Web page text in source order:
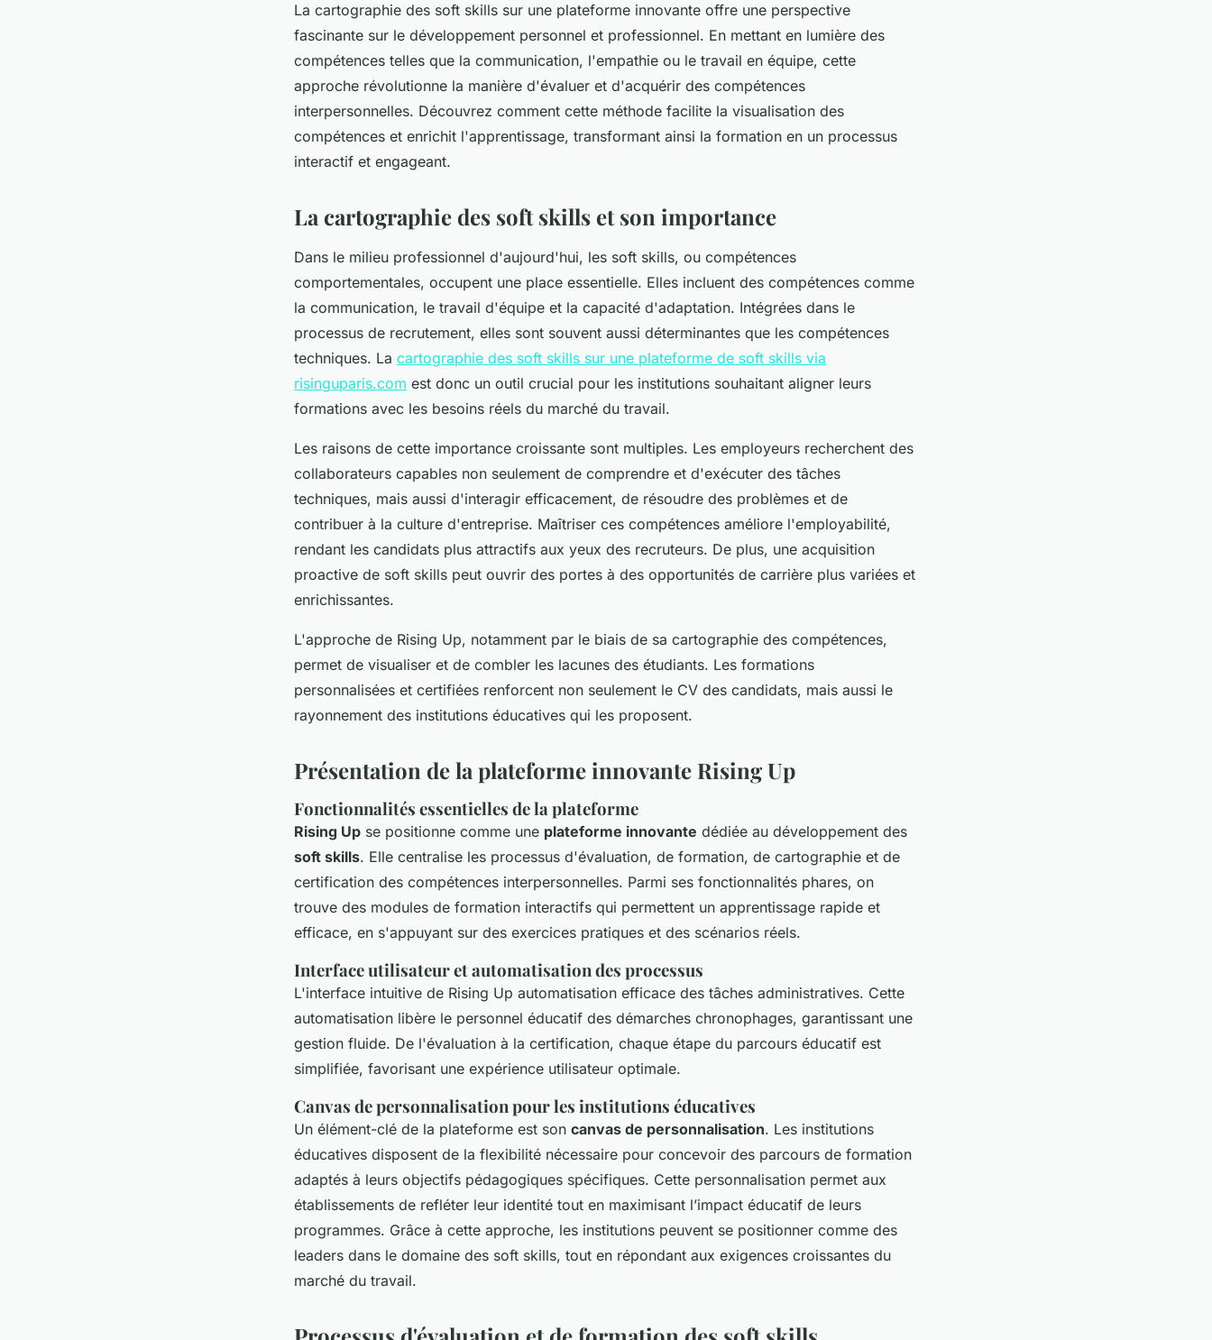
La cartographie des soft skills sur une plateforme innovante offre une perspective
fascinante sur le développement personnel et professionnel. En mettant en lumière des
compétences telles que la communication, l'empathie ou le travail en équipe, cette
approche révolutionne la manière d'évaluer et d'acquérir des compétences
interpersonnelles. Découvrez comment cette méthode facilite la visualisation des
compétences et enrichit l'apprentissage, transformant ainsi la formation en un processus
interactif et engageant.
La cartographie des soft skills et son importance
Dans le milieu professionnel d'aujourd'hui, les soft skills, ou compétences
comportementales, occupent une place essentielle. Elles incluent des compétences comme
la communication, le travail d'équipe et la capacité d'adaptation. Intégrées dans le
processus de recrutement, elles sont souvent aussi déterminantes que les compétences
techniques. La cartographie des soft skills sur une plateforme de soft skills via
risinguparis.com est donc un outil crucial pour les institutions souhaitant aligner leurs
formations avec les besoins réels du marché du travail.
Les raisons de cette importance croissante sont multiples. Les employeurs recherchent des
collaborateurs capables non seulement de comprendre et d'exécuter des tâches
techniques, mais aussi d'interagir efficacement, de résoudre des problèmes et de
contribuer à la culture d'entreprise. Maîtriser ces compétences améliore l'employabilité,
rendant les candidats plus attractifs aux yeux des recruteurs. De plus, une acquisition
proactive de soft skills peut ouvrir des portes à des opportunités de carrière plus variées et
enrichissantes.
L'approche de Rising Up, notamment par le biais de sa cartographie des compétences,
permet de visualiser et de combler les lacunes des étudiants. Les formations
personnalisées et certifiées renforcent non seulement le CV des candidats, mais aussi le
rayonnement des institutions éducatives qui les proposent.
Présentation de la plateforme innovante Rising Up
Fonctionnalités essentielles de la plateforme
Rising Up se positionne comme une plateforme innovante dédiée au développement des
soft skills. Elle centralise les processus d'évaluation, de formation, de cartographie et de
certification des compétences interpersonnelles. Parmi ses fonctionnalités phares, on
trouve des modules de formation interactifs qui permettent un apprentissage rapide et
efficace, en s'appuyant sur des exercices pratiques et des scénarios réels.
Interface utilisateur et automatisation des processus
L'interface intuitive de Rising Up automatisation efficace des tâches administratives. Cette
automatisation libère le personnel éducatif des démarches chronophages, garantissant une
gestion fluide. De l'évaluation à la certification, chaque étape du parcours éducatif est
simplifiée, favorisant une expérience utilisateur optimale.
Canvas de personnalisation pour les institutions éducatives
Un élément-clé de la plateforme est son canvas de personnalisation. Les institutions
éducatives disposent de la flexibilité nécessaire pour concevoir des parcours de formation
adaptés à leurs objectifs pédagogiques spécifiques. Cette personnalisation permet aux
établissements de refléter leur identité tout en maximisant l’impact éducatif de leurs
programmes. Grâce à cette approche, les institutions peuvent se positionner comme des
leaders dans le domaine des soft skills, tout en répondant aux exigences croissantes du
marché du travail.